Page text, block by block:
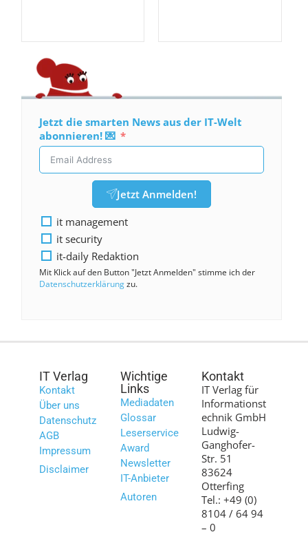
Jetzt die smarten News aus der IT-Welt
abonnieren! 💌
Jetzt Anmelden!
it management
it security
it-daily Redaktion
Mit Klick auf den Button "Jetzt Anmelden" stimme ich der
Datenschutzerklärungzu.
IT Verlag
Kontakt
Über uns
Datenschutz
AGB
Impressum
Disclaimer
Wichtige
Links
Mediadaten
Glossar
Leserservice
Award
Newsletter
IT-Anbieter
Autoren
Kontakt
IT Verlag für
Informationst
echnik GmbH
Ludwig-
Ganghofer-
Str. 51
83624
Otterfing
Tel.: +49 (0)
8104 / 64 94
– 0